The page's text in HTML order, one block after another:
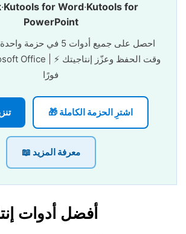
·Kutools for Word·Kutools for
PowerPoint
فورًا
⬇️ 🎁 اشترِ الحزمة الكاملة
📖 معرفة المزيد
أفضل أدوات